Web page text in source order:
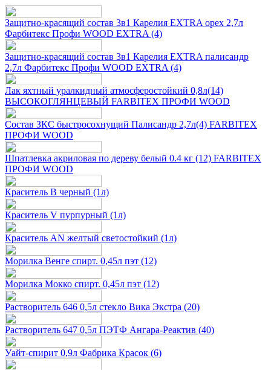
Защитно-красящий состав 3в1 Карелия EXTRA орех 2,7л
Фарбитекс Профи WOOD EXTRA (4)
Защитно-красящий состав 3в1 Карелия EXTRA палисандр
2,7л Фарбитекс Профи WOOD EXTRA (4)
Лак яхтный уралкидный атмосферостойкий 0,8л(14)
ВЫСОКОГЛЯНЦЕВЫЙ FARBITEX ПРОФИ WOOD
Состав ЗКС быстросохнущий Палисандр 2,7л(4) FARBITEX
ПРОФИ WOOD
Шпатлевка акриловая по дереву белый 0.4 кг (12) FARBITEX
ПРОФИ WOOD
Краситель B черный (1л)
Краситель V пурпурный (1л)
Краситель AN желтый светостойкий (1л)
Морилка Венге спирт. 0,45л пэт (12)
Морилка Мокко спирт. 0,45л пэт (12)
Растворитель 646 0,5л стекло Вика Экстра (20)
Растворитель 647 0,5л ПЭТФ Ангара-Реактив (40)
Уайт-спирит 0,9л Фабрика Красок (6)